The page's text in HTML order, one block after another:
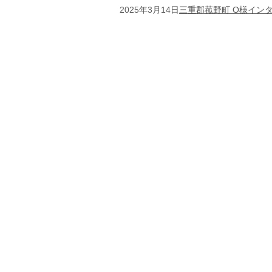
2025年3月14日三重郡菰野町 O様イン